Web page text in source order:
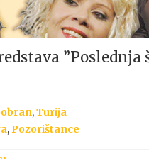
”Poslednja
,Turija
, Pozorištance